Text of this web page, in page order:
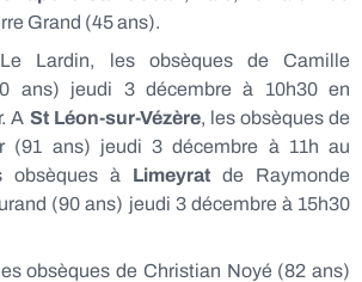
Grand (45 ans).
Lardin, les obsèques de Camille
ans) jeudi 3 décembre à 10h30 en
A St Léon-sur-Vézère, les obsèques de
(91 ans) jeudi 3 décembre à 11h au
obsèques à Limeyrat de Raymonde
(90 ans) jeudi 3 décembre à 15h30
obsèques de Christian Noyé (82 ans)